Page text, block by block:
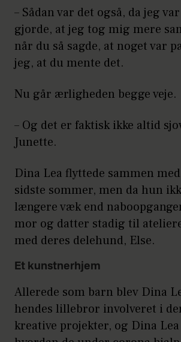
– Sådan var det også, da jeg
gjorde, at jeg tog mig mere
når du så sagde, at noget var
jeg, at du mente det.
Nu går ærligheden begge veje.
– Og det er faktisk ikke altid
Junette.
Dina Lea flyttede sammen
sidste sommer, men da hun
længere væk end
mor og datter stadig til
med deres delehund, Else.
Et kunstnerhjem
Allerede som barn blev Dina
hendes lillebror involveret i
kreative projekter, og Dina